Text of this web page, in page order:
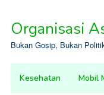
contentOrganisasi
Bukan Gosip, Bukan
Kesehatan Mobil